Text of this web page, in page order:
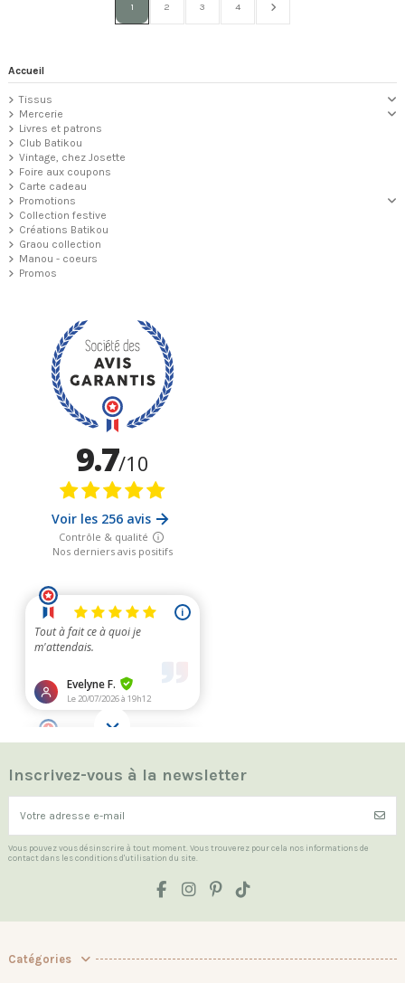
1 2 3 4
Accueil
Tissus
Mercerie
Livres et patrons
Club Batikou
Vintage, chez Josette
Foire aux coupons
Carte cadeau
Promotions
Collection festive
Créations Batikou
Graou collection
Manou - coeurs
Promos
Inscrivez-vous à la newsletter
Vous pouvez vous désinscrire à tout moment. Vous trouverez pour cela nos informations de
contact dans les conditions d'utilisation du site.
Catégories